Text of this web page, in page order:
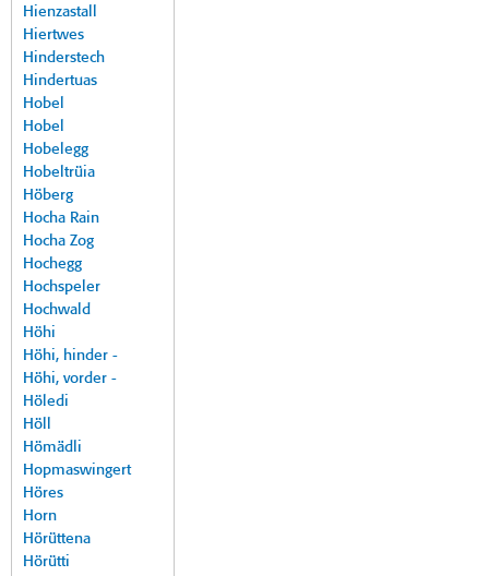
Hienzastall
Hiertwes
Hinderstech
Hindertuas
Hobel
Hobel
Hobelegg
Hobeltrüia
Höberg
Hocha Rain
Hocha Zog
Hochegg
Hochspeler
Hochwald
Höhi
Höhi, hinder -
Höhi, vorder -
Höledi
Höll
Hömädli
Hopmaswingert
Höres
Horn
Hörüttena
Hörütti